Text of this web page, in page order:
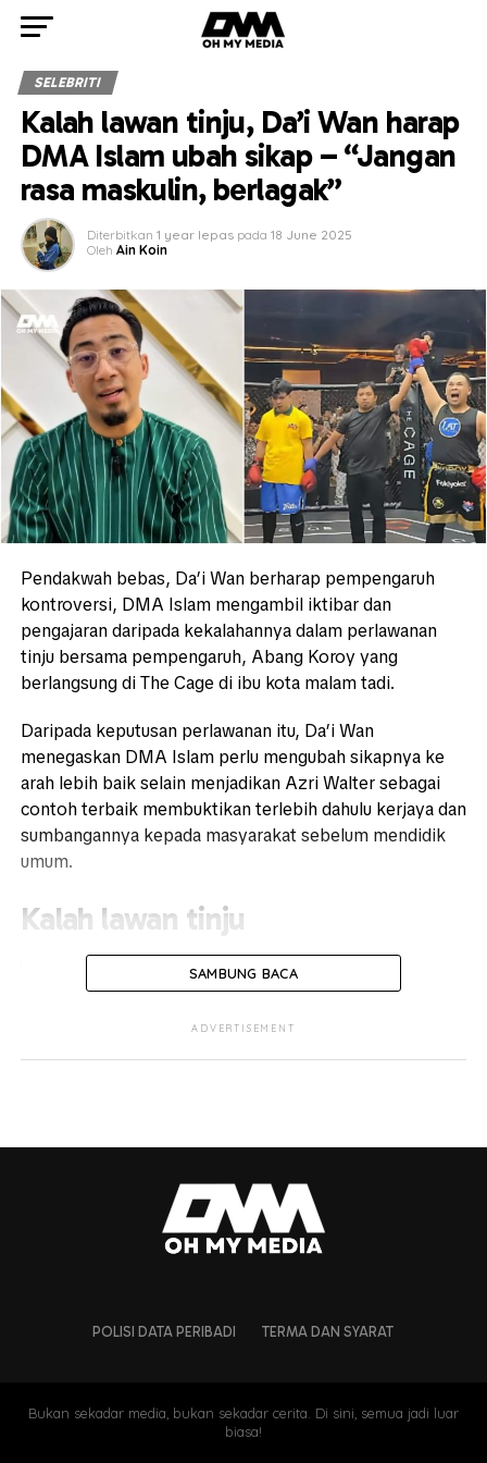
SELEBRITI
Kalah lawan tinju, Da’i Wan harap
DMA Islam ubah sikap – “Jangan
rasa maskulin, berlagak”
Diterbitkan 1 year lepas pada 18 June 2025
Oleh Ain Koin
Pendakwah bebas, Da’i Wan berharap pempengaruh
kontroversi, DMA Islam mengambil iktibar dan
pengajaran daripada kekalahannya dalam perlawanan
tinju bersama pempengaruh, Abang Koroy yang
berlangsung di The Cage di ibu kota malam tadi.
Daripada keputusan perlawanan itu, Da’i Wan
menegaskan DMA Islam perlu mengubah sikapnya ke
arah lebih baik selain menjadikan Azri Walter sebagai
contoh terbaik membuktikan terlebih dahulu kerjaya dan
sumbangannya kepada masyarakat sebelum mendidik
umum.
Kalah lawan tinju
SAMBUNG BACA
ADVERTISEMENT
POLISI DATA PERIBADI TERMA DAN SYARAT
Bukan sekadar media, bukan sekadar cerita. Di sini, semua jadi luar
biasa!